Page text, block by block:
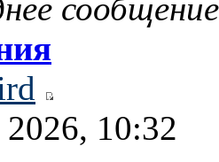
сообщение
10:32